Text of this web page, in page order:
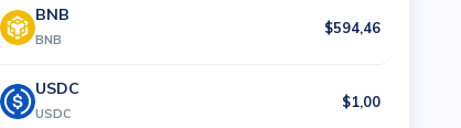
BNB
BNB
$594,46
USDC
USDC
$1,00